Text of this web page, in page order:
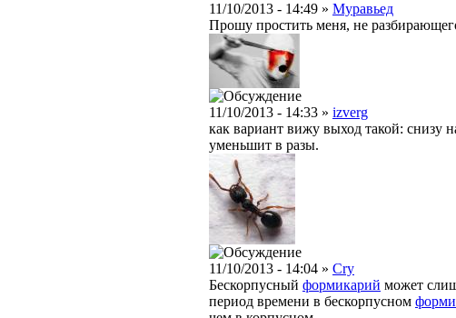
11/10/2013 - 14:49 » Муравьед
Прошу простить меня, не
11/10/2013 - 14:33 » izverg
как вариант вижу выход такой: снизу
уменьшит в разы.
11/10/2013 - 14:04 » Cry
Бескорпусный формикарий может
период времени в бескорпусном